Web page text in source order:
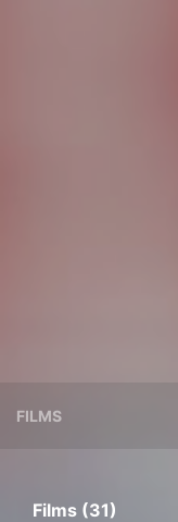
FILMS
Films (31)